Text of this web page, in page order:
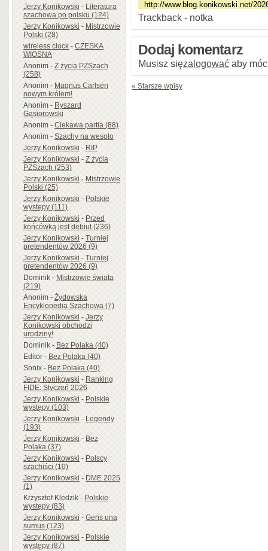
Jerzy Konikowski-Literatura
szachowa po polsku (124)
Jerzy Konikowski-Mistrzowie
Polski (28)
wireless clock-CZESKA
WIOSNA
Anonim-Z życia PZSzach
(258)
Anonim-Magnus Carlsen
nowym królem!
Anonim-Ryszard
Gąsiorowski
Anonim-Ciekawa partia (88)
Anonim-Szachy na wesoło
Jerzy Konikowski-RIP
Jerzy Konikowski-Z życia
PZSzach (253)
Jerzy Konikowski-Mistrzowie
Polski (25)
Jerzy Konikowski-Polskie
występy (111)
Jerzy Konikowski-Przed
końcówką jest debiut (236)
Jerzy Konikowski-Turniej
pretendentów 2026 (9)
Jerzy Konikowski-Turniej
pretendentów 2026 (9)
Dominik-Mistrzowie świata
(219)
Anonim-Żydowska
Encyklopedia Szachowa (7)
Jerzy Konikowski-Jerzy
Konikowski obchodzi
urodziny!
Dominik-Bez Polaka (40)
Editor-Bez Polaka (40)
Sonix-Bez Polaka (40)
Jerzy Konikowski-Ranking
FIDE: Styczeń 2026
Jerzy Konikowski-Polskie
występy (103)
Jerzy Konikowski-Legendy
(193)
Jerzy Konikowski-Bez
Polaka (37)
Jerzy Konikowski-Polscy
szachiści (10)
Jerzy Konikowski-DME 2025
(1)
Krzysztof Kledzik-Polskie
występy (83)
Jerzy Konikowski-Gens una
sumus (123)
Jerzy Konikowski-Polskie
występy (87)
Trackback - notka
Dodaj komentarz
Musisz sięzalogować aby
« Starsze wpisy